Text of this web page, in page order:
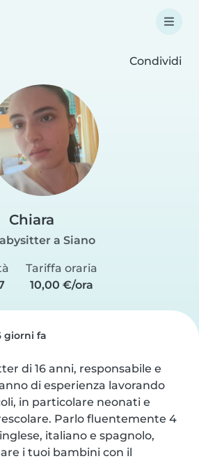
Condividi
Chiara
a Siano
Tariffa oraria
10,00 €/ora
giorni fa
di 16 anni, responsabile e
di esperienza lavorando
in particolare neonati e
Parlo fluentemente 4
italiano e spagnolo,
i tuoi bambini con il